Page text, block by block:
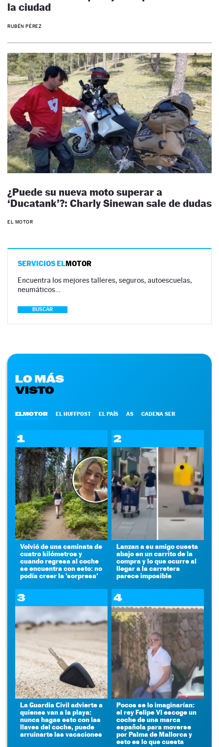
la ciudad
RUBÉN PÉREZ
¿Puede su nueva moto superar a
‘Ducatank’?: Charly Sinewan sale de dudas
EL MOTOR
SERVICIOS ELMOTOR
Encuentra los mejores talleres, seguros, autoescuelas,
neumáticos…
BUSCAR
LO MÁS
VISTO
ELMOTOR EL HUFFPOST EL PAÍS AS CADENA SER
1
Volvió de una caminata de
cuatro kilómetros y
cuando regresa al coche
se encuentra con esto: no
podía creer la 'sorpresa'
2
Lanzan a su amigo cuesta
abajo en un carrito de la
compra y lo que ocurre al
llegar a la carretera
parece imposible
3
La Guardia Civil advierte a
quienes van a la playa:
nunca hagas esto con las
llaves del coche, puede
arruinarte las vacaciones
4
Pocos se lo imaginarían:
el rey Felipe VI escoge un
coche de una marca
española para moverse
por Palma de Mallorca y
esto es lo que cuesta